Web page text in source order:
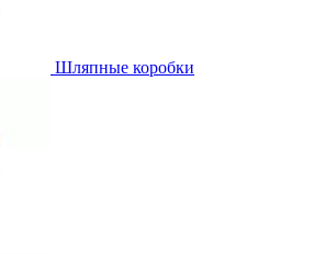
Шляпные коробки